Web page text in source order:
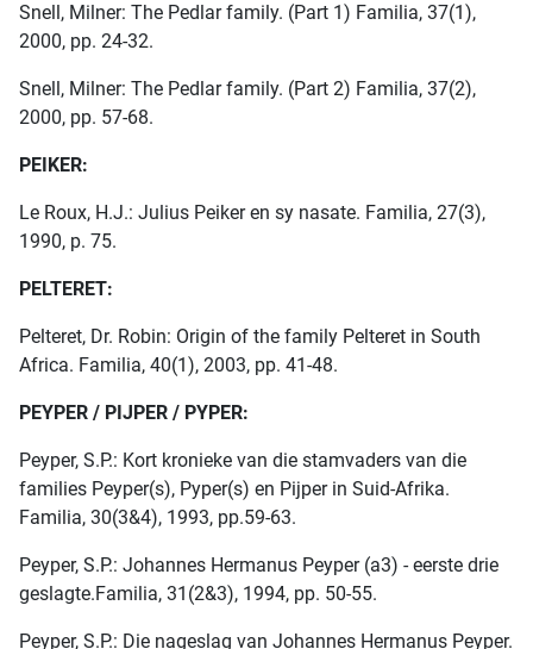
Snell, Milner: The Pedlar family. (Part 1) Familia, 37(1),
2000, pp. 24-32.
Snell, Milner: The Pedlar family. (Part 2) Familia, 37(2),
2000, pp. 57-68.
PEIKER:
Le Roux, H.J.: Julius Peiker en sy nasate. Familia, 27(3),
1990, p. 75.
PELTERET:
Pelteret, Dr. Robin: Origin of the family Pelteret in South
Africa. Familia, 40(1), 2003, pp. 41-48.
PEYPER / PIJPER / PYPER:
Peyper, S.P.: Kort kronieke van die stamvaders van die
families Peyper(s), Pyper(s) en Pijper in Suid-Afrika.
Familia, 30(3&4), 1993, pp.59-63.
Peyper, S.P.: Johannes Hermanus Peyper (a3) - eerste drie
geslagte.Familia, 31(2&3), 1994, pp. 50-55.
Peyper, S.P.: Die nageslag van Johannes Hermanus Peyper.